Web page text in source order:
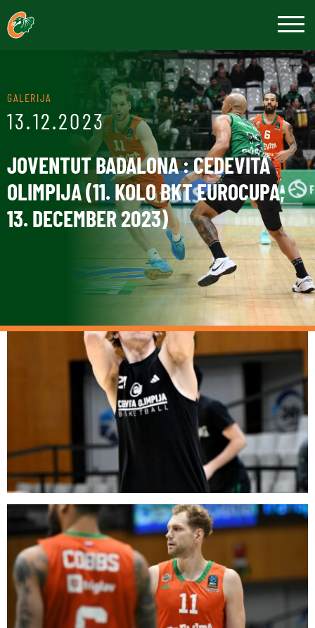
GALERIJA
13.12.2023
JOVENTUT BADALONA : CEDEVITA
OLIMPIJA (11. KOLO BKT EUROCUPA;
13. DECEMBER 2023)